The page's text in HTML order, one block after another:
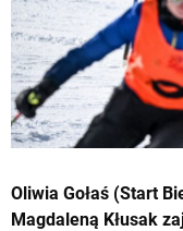
Oliwia Gołaś (Start
Magdaleną Kłusak